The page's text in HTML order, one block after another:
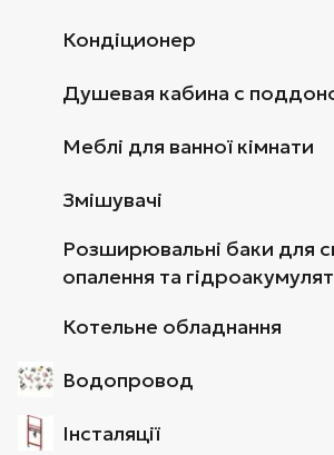
Кондіционер
Душевая кабина с
Меблі для ванної кімнати
Змішувачі
Розширювальні баки для
опалення та
Котельне обладнання
Водопровод
Інсталяції